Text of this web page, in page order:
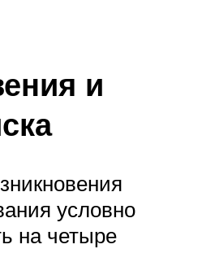
и
условно
на четыре